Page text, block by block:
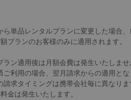
単品レンタルプランに変更した場合
プランのお客様のみに適用されます。
ン適用後は月額会費は発生いたしませ
利用の場合、翌月請求からの適用とな
求タイミングは携帯会社毎に異なりま
金は発生いたします。